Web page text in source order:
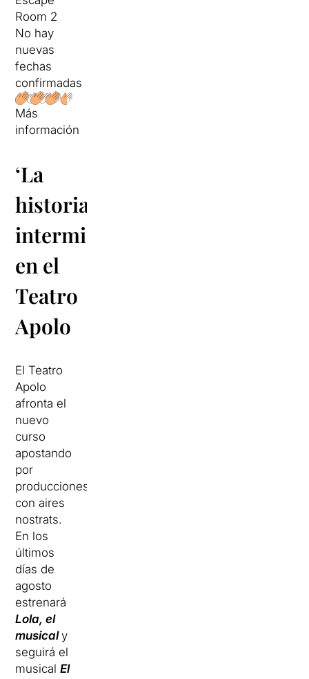
Room 2
No hay
nuevas
fechas
confirmadas
Más
información
‘La
historia
interminable’
en el
Teatro
Apolo
El Teatro
Apolo
afronta el
nuevo
curso
apostando
por
producciones
con aires
nostrats.
En los
últimos
días de
agosto
estrenará
Lola, el
musicaly
seguirá el
musicalEl